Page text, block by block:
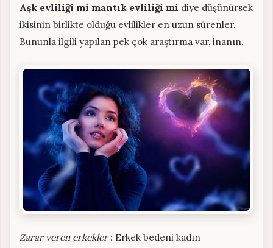
Aşk evliliği mi mantık evliliği mi diye düşünürsek
ikisinin birlikte olduğu evlilikler en uzun sürenler.
Bununla ilgili yapılan pek çok araştırma var, inanın.
Zarar veren erkekler: Erkek bedeni kadın